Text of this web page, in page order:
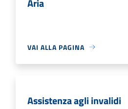
VAI ALLA PAGINA
Assistenza agli invalidi